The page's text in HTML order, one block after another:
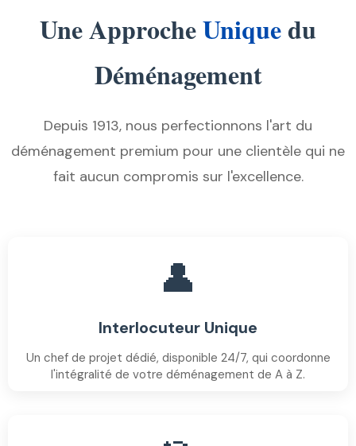
Une ApprocheUniquedu
Déménagement
Depuis 1913, nous perfectionnons l'art du
déménagement premium pour une clientèle qui ne
fait aucun compromis sur l'excellence.
👤
Interlocuteur Unique
Un chef de projet dédié, disponible 24/7, qui coordonne
l'intégralité de votre déménagement de A à Z.